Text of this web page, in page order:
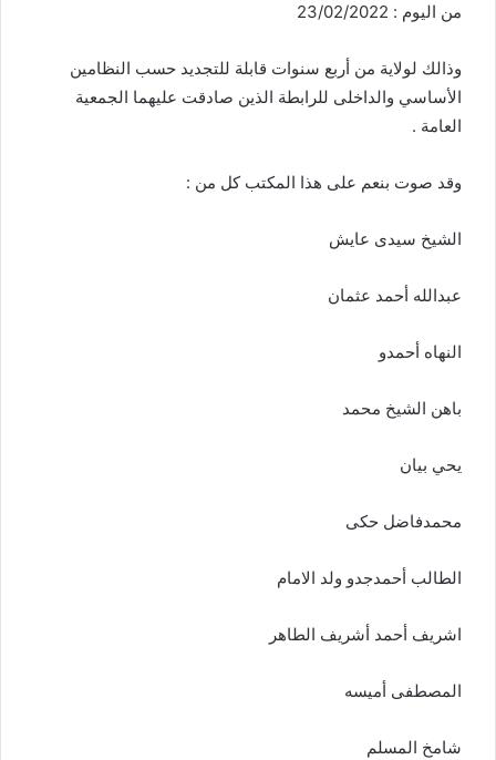
من اليوم : 23/02/2022
وذالك لولاية من أربع سنوات قابلة للتجديد حسب النظامين
الأساسي والداخلى للرابطة الذين صادقت عليهما الجمعية
العامة .
وقد صوت بنعم على هذا المكتب كل من :
الشيخ سيدى عايش
عبدالله أحمد عثمان
النهاه أحمدو
باهن الشيخ محمد
يحي بيان
محمدفاضل حكى
الطالب أحمدجدو ولد الامام
اشريف أحمد أشريف الطاهر
المصطفى أميسه
شامخ المسلم